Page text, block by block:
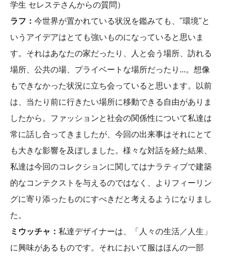
学生 セレステさんからの質問）
ラフ： 今世界が置かれている状況を鑑みても、"環境"と
いうアイデアはとても強いものになっていると思いま
す。それはあなたの家だったり、人と会う場所、訪れる
場所、公共の場、プライベートな場所だったり...。想像
もできなかった状況に立ち会っていると思います。以前
は、当たり前に行きたい場所に移動できる自由がありま
したから。ファッションと社会の関係性について私達は
常に話し合ってきましたが、今回の出来事はそれにとて
も大きな影響を及ぼしました。様々な対話を経た結果、
私達は今回のコレクションに関してはナラティブで建築
的なコンテクストを与えるのではなく、よりフィーリン
グに寄り添ったものにすべきだと考えるようになりまし
た。
ミウッチャ： 私達デザイナーは、「人々の生活／人生」
に興味があるものです。それにおいて服はほんの一部